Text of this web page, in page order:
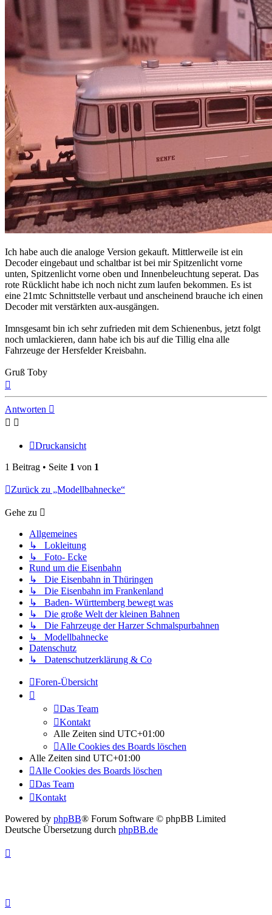
Ich habe auch die analoge Version gekauft. Mittlerweile ist ein
Decoder eingebaut und schaltbar ist bei mir Spitzenlicht vorne
unten, Spitzenlicht vorne oben und Innenbeleuchtung seperat. Das
rote Rücklicht habe ich noch nicht zum laufen bekommen. Es ist
eine 21mtc Schnittstelle verbaut und anscheinend brauche ich einen
Decoder mit verstärkten aux-ausgängen.
Imnsgesamt bin ich sehr zufrieden mit dem Schienenbus, jetzt folgt
noch umlackieren, dann habe ich bis auf die Tillig elna alle
Fahrzeuge der Hersfelder Kreisbahn.
Gruß Toby
Antworten
Druckansicht
1 Beitrag • Seite 1 von 1
Zurück zu „Modellbahnecke“
Gehe zu
Allgemeines
↳ Lokleitung
↳ Foto- Ecke
Rund um die Eisenbahn
↳ Die Eisenbahn in Thüringen
↳ Die Eisenbahn im Frankenland
↳ Baden- Württemberg bewegt was
↳ Die große Welt der kleinen Bahnen
↳ Die Fahrzeuge der Harzer Schmalspurbahnen
↳ Modellbahnecke
Datenschutz
↳ Datenschutzerklärung & Co
Foren-Übersicht
Das Team
Kontakt
Alle Zeiten sind UTC+01:00
Alle Cookies des Boards löschen
Alle Zeiten sind UTC+01:00
Alle Cookies des Boards löschen
Das Team
Kontakt
Powered by phpBB® Forum Software © phpBB Limited
Deutsche Übersetzung durch phpBB.de